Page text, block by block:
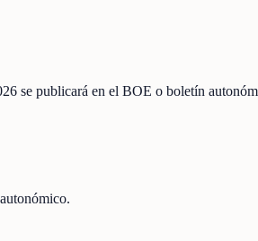
se publicará en el BOE o boletín